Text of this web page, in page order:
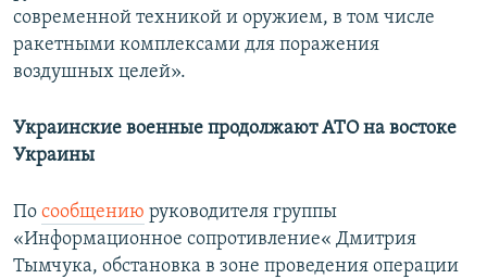
современной техникой и оружием, в том числе
ракетными комплексами для поражения
воздушных целей».
Украинские военные продолжают АТО на востоке
Украины
По сообщению руководителя группы
«Информационное сопротивление« Дмитрия
Тымчука, обстановка в зоне проведения операции